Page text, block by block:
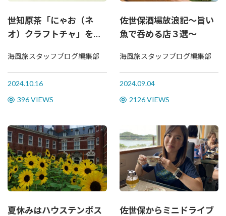
世知原茶「にゃお（ネ
オ）クラフトチャ」を淹
ス…。
海風旅スタッフブログ編集部
2024.10.16
396 VIEWS
佐世保酒場放浪記～旨い
魚で呑める店３選〜
海風旅スタッフブログ編集部
2024.09.04
2126 VIEWS
夏休みはハウステンボス
佐世保からミニドライブ